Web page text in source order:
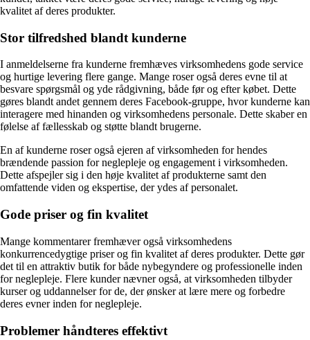
kvalitet af deres produkter.
Stor tilfredshed blandt kunderne
I anmeldelserne fra kunderne fremhæves virksomhedens gode service
og hurtige levering flere gange. Mange roser også deres evne til at
besvare spørgsmål og yde rådgivning, både før og efter købet. Dette
gøres blandt andet gennem deres Facebook-gruppe, hvor kunderne kan
interagere med hinanden og virksomhedens personale. Dette skaber en
følelse af fællesskab og støtte blandt brugerne.
En af kunderne roser også ejeren af virksomheden for hendes
brændende passion for neglepleje og engagement i virksomheden.
Dette afspejler sig i den høje kvalitet af produkterne samt den
omfattende viden og ekspertise, der ydes af personalet.
Gode priser og fin kvalitet
Mange kommentarer fremhæver også virksomhedens
konkurrencedygtige priser og fin kvalitet af deres produkter. Dette gør
det til en attraktiv butik for både nybegyndere og professionelle inden
for neglepleje. Flere kunder nævner også, at virksomheden tilbyder
kurser og uddannelser for de, der ønsker at lære mere og forbedre
deres evner inden for neglepleje.
Problemer håndteres effektivt